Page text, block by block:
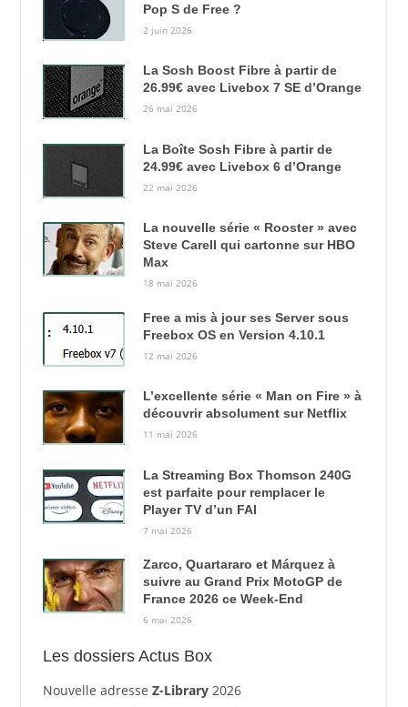
Pop S de Free ?
2 juin 2026
La Sosh Boost Fibre à partir de
26.99€ avec Livebox 7 SE d’Orange
26 mai 2026
La Boîte Sosh Fibre à partir de
24.99€ avec Livebox 6 d’Orange
22 mai 2026
La nouvelle série « Rooster » avec
Steve Carell qui cartonne sur HBO
Max
18 mai 2026
Free a mis à jour ses Server sous
Freebox OS en Version 4.10.1
12 mai 2026
L’excellente série « Man on Fire » à
découvrir absolument sur Netflix
11 mai 2026
La Streaming Box Thomson 240G
est parfaite pour remplacer le
Player TV d’un FAI
7 mai 2026
Zarco, Quartararo et Márquez à
suivre au Grand Prix MotoGP de
France 2026 ce Week-End
6 mai 2026
Les dossiers Actus Box
Nouvelle adresse Z-Library2026